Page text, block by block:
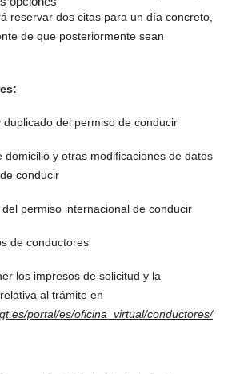
reservar dos citas para un día concreto,
de que posteriormente sean
duplicado del permiso de conducir
domicilio y otras modificaciones de datos
conducir
permiso internacional de conducir
de conductores
los impresos de solicitud y la
al trámite en
portal/es/oficina_virtual/conductores/